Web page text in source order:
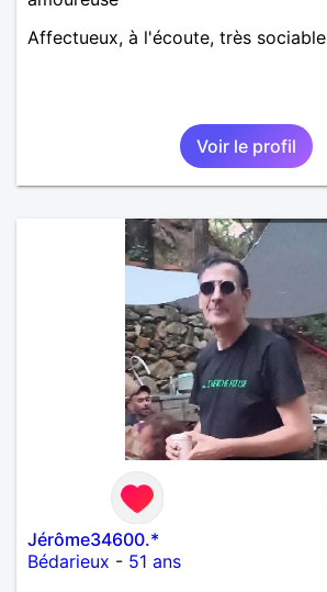
Affectueux, à l'écoute, très sociable
Voir le profil
Jérôme34600.*
Bédarieux - 51 ans